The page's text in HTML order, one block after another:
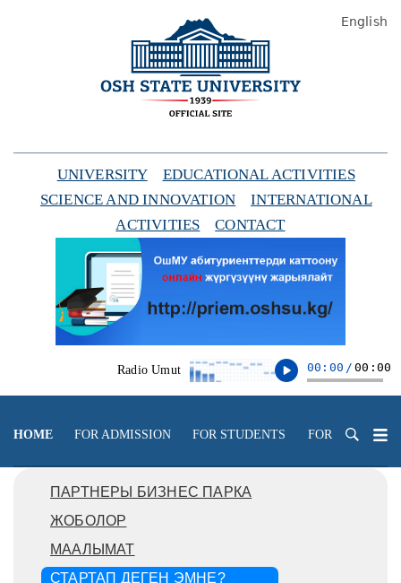
UNIVERSITY
EDUCATIONAL ACTIVITIES
SCIENCE AND INNOVATION
INTERNATIONAL
ACTIVITIES
CONTACT
Radio Umut 00:00 / 00:00
English
HOME FOR ADMISSION FOR STUDENTS FOR TEACHERS
ПАРТНЕРЫ БИЗНЕС ПАРКА
ЖОБОЛОР
МААЛЫМАТ
СТАРТАП ДЕГЕН ЭМНЕ?